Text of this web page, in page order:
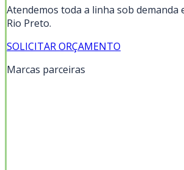
Atendemos toda a linha sob demanda
Rio Preto.
SOLICITAR ORÇAMENTO
Marcas parceiras